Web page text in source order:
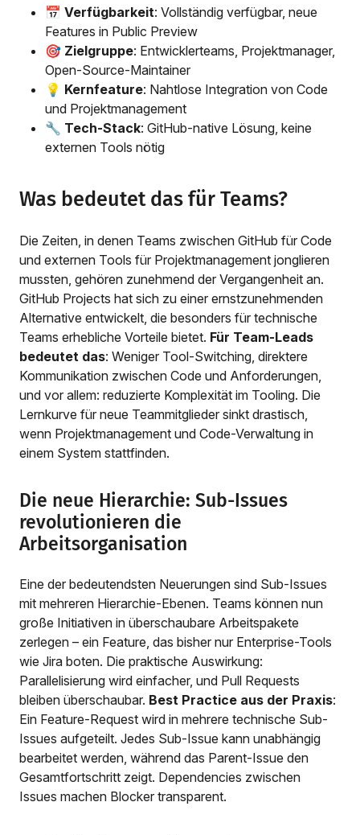
📅 Verfügbarkeit: Vollständig verfügbar, neue
Features in Public Preview
🎯 Zielgruppe: Entwicklerteams, Projektmanager,
Open-Source-Maintainer
💡 Kernfeature: Nahtlose Integration von Code
und Projektmanagement
🔧 Tech-Stack: GitHub-native Lösung, keine
externen Tools nötig
Was bedeutet das für Teams?
Die Zeiten, in denen Teams zwischen GitHub für Code
und externen Tools für Projektmanagement jonglieren
mussten, gehören zunehmend der Vergangenheit an.
GitHub Projects hat sich zu einer ernstzunehmenden
Alternative entwickelt, die besonders für technische
Teams erhebliche Vorteile bietet. Für Team-Leads
bedeutet das: Weniger Tool-Switching, direktere
Kommunikation zwischen Code und Anforderungen,
und vor allem: reduzierte Komplexität im Tooling. Die
Lernkurve für neue Teammitglieder sinkt drastisch,
wenn Projektmanagement und Code-Verwaltung in
einem System stattfinden.
Die neue Hierarchie: Sub-Issues
revolutionieren die
Arbeitsorganisation
Eine der bedeutendsten Neuerungen sind Sub-Issues
mit mehreren Hierarchie-Ebenen. Teams können nun
große Initiativen in überschaubare Arbeitspakete
zerlegen – ein Feature, das bisher nur Enterprise-Tools
wie Jira boten. Die praktische Auswirkung:
Parallelisierung wird einfacher, und Pull Requests
bleiben überschaubar. Best Practice aus der Praxis:
Ein Feature-Request wird in mehrere technische Sub-
Issues aufgeteilt. Jedes Sub-Issue kann unabhängig
bearbeitet werden, während das Parent-Issue den
Gesamtfortschritt zeigt. Dependencies zwischen
Issues machen Blocker transparent.